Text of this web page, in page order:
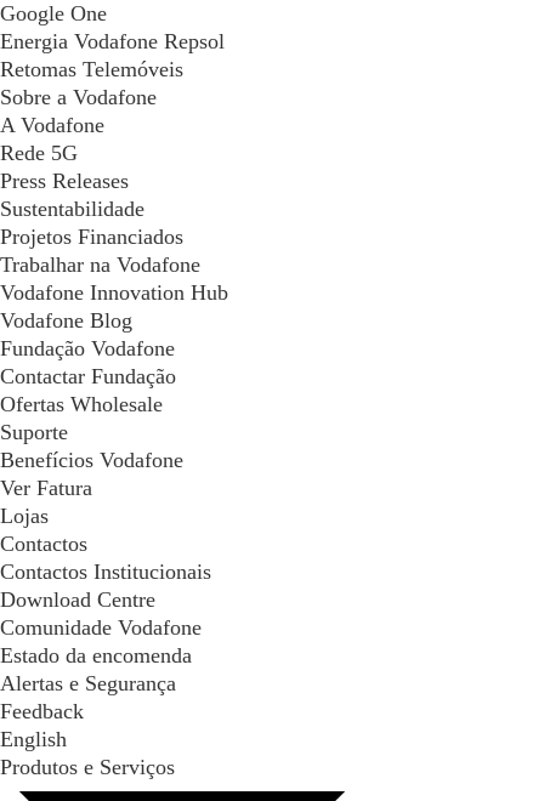
Google One
Energia Vodafone Repsol
Retomas Telemóveis
Sobre a Vodafone
A Vodafone
Rede 5G
Press Releases
Sustentabilidade
Projetos Financiados
Trabalhar na Vodafone
Vodafone Innovation Hub
Vodafone Blog
Fundação Vodafone
Contactar Fundação
Ofertas Wholesale
Suporte
Benefícios Vodafone
Ver Fatura
Lojas
Contactos
Contactos Institucionais
Download Centre
Comunidade Vodafone
Estado da encomenda
Alertas e Segurança
Feedback
English
Produtos e Serviços